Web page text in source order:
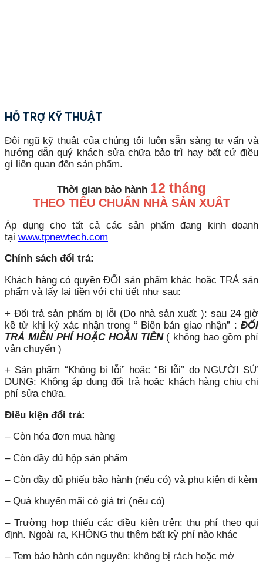
HỖ TRỢ KỸ THUẬT
Đội ngũ kỹ thuật của chúng tôi luôn sẵn sàng tư vấn và
hướng dẫn quý khách sửa chữa bảo trì hay bất cứ điều
gì liên quan đến sản phẩm.
Thời gian bảo hành 12 tháng
THEO TIÊU CHUẨN NHÀ SẢN XUẤT
Áp dụng cho tất cả các sản phẩm đang kinh doanh
tại www.tpnewtech.com
Chính sách đổi trả:
Khách hàng có quyền ĐỔI sản phẩm khác hoặc TRẢ sản
phẩm và lấy lại tiền với chi tiết như sau:
+ Đổi trả sản phẩm bị lỗi (Do nhà sản xuất ): sau 24 giờ
kề từ khi ký xác nhận trong “ Biên bản giao nhận” : ĐỔI
TRẢ MIỄN PHÍ HOẶC HOÀN TIỀN( không bao gồm phí
vận chuyển )
+ Sản phẩm “Không bị lỗi” hoặc “Bị lỗi” do NGƯỜI SỬ
DỤNG: Không áp dụng đổi trả hoặc khách hàng chịu chi
phí sửa chữa.
Điều kiện đổi trả:
– Còn hóa đơn mua hàng
– Còn đầy đủ hộp sản phẩm
– Còn đầy đủ phiếu bảo hành (nếu có) và phụ kiện đi kèm
– Quà khuyến mãi có giá trị (nếu có)
– Trường hợp thiếu các điều kiện trên: thu phí theo qui
định. Ngoài ra, KHÔNG thu thêm bất kỳ phí nào khác
– Tem bảo hành còn nguyên: không bị rách hoặc mờ